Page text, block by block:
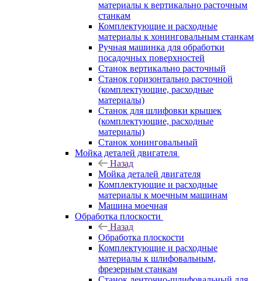
материалы к вертикально расточным
станкам
Комплектующие и расходные
материалы к хонинговальным станкам
Ручная машинка для обработки
посадочных поверхностей
Станок вертикально расточный
Станок горизонтально расточной
(комплектующие, расходные
материалы)
Станок для шлифовки крышек
(комплектующие, расходные
материалы)
Станок хонинговальный
Мойка деталей двигателя
Назад
Мойка деталей двигателя
Комплектующие и расходные
материалы к моечным машинам
Машина моечная
Обработка плоскости
Назад
Обработка плоскости
Комплектующие и расходные
материалы к шлифовальным,
фрезерным станкам